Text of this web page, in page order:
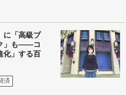
に「高級ブ
」も――コ
化」する百
済